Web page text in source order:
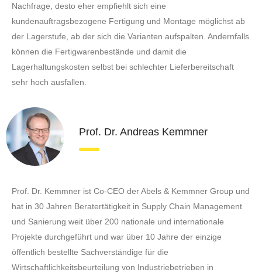
Nachfrage, desto eher empfiehlt sich eine
kundenauftragsbezogene Fertigung und Montage möglichst ab
der Lagerstufe, ab der sich die Varianten aufspalten. Andernfalls
können die Fertigwarenbestände und damit die
Lagerhaltungskosten selbst bei schlechter Lieferbereitschaft
sehr hoch ausfallen.
Prof. Dr. Andreas Kemmner
Prof. Dr. Kemmner ist Co-CEO der Abels & Kemmner Group und
hat in 30 Jahren Beratertätigkeit in Supply Chain Management
und Sanierung weit über 200 nationale und internationale
Projekte durchgeführt und war über 10 Jahre der einzige
öffentlich bestellte Sachverständige für die
Wirtschaftlichkeitsbeurteilung von Industriebetrieben in